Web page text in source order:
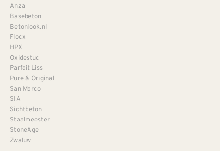
Anza
Basebeton
Betonlook.nl
Flocx
HPX
Oxidestuc
Parfait Liss
Pure & Original
San Marco
SIA
Sichtbeton
Staalmeester
StoneAge
Zwaluw